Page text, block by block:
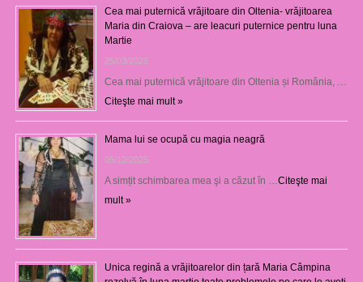
Cea mai puternică vrăjitoare din Oltenia- vrăjitoarea
Maria din Craiova – are leacuri puternice pentru luna
Martie
25/03/2026
Cea mai puternică vrăjitoare din Oltenia și România, …
Citeşte mai mult »
Mama lui se ocupă cu magia neagră
05/12/2025
A simțit schimbarea mea şi a căzut în … Citeşte mai
mult »
Unica regină a vrăjitoarelor din țară Maria Câmpina